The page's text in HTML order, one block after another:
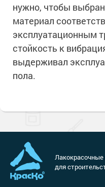
нужно, чтобы
материал
эксплуатационным
стойкость к
выдерживал
пола.
для